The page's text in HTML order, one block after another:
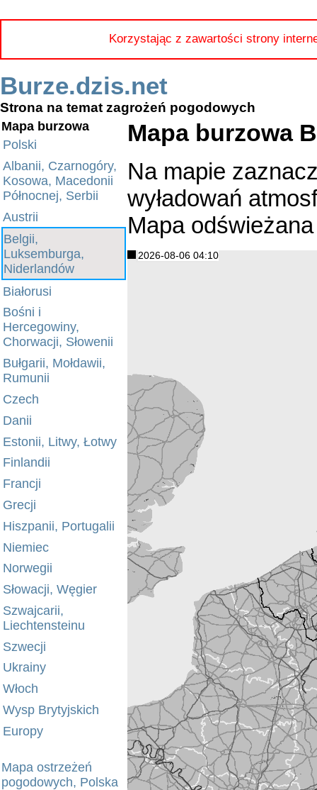
Korzystając z zawartości strony
Burze.dzis.net
Strona na temat zagrożeń pogodowych
Mapa burzowa
Polski
Albanii, Czarnogóry,
Kosowa, Macedonii
Północnej, Serbii
Austrii
Belgii,
Luksemburga,
Niderlandów
Białorusi
Bośni i
Hercegowiny,
Chorwacji, Słowenii
Bułgarii, Mołdawii,
Rumunii
Czech
Danii
Estonii, Litwy, Łotwy
Finlandii
Francji
Grecji
Hiszpanii, Portugalii
Niemiec
Norwegii
Słowacji, Węgier
Szwajcarii,
Liechtensteinu
Szwecji
Ukrainy
Włoch
Wysp Brytyjskich
Europy
Mapa ostrzeżeń
pogodowych, Polska
Mapa burzowa
Na mapie
wyładowań
Mapa
2026-08-06 04:10